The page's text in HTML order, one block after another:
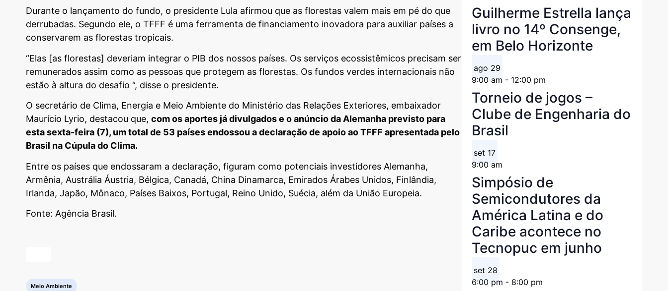
Durante o lançamento do fundo, o presidente Lula afirmou que as florestas valem mais em pé do que
derrubadas. Segundo ele, o TFFF é uma ferramenta de financiamento inovadora para auxiliar países a
conservarem as florestas tropicais.
“Elas [as florestas] deveriam integrar o PIB dos nossos países. Os serviços ecossistêmicos precisam ser
remunerados assim como as pessoas que protegem as florestas. Os fundos verdes internacionais não
estão à altura do desafio “, disse o presidente.
O secretário de Clima, Energia e Meio Ambiente do Ministério das Relações Exteriores, embaixador
Maurício Lyrio, destacou que, com os aportes já divulgados e o anúncio da Alemanha previsto para
esta sexta-feira (7), um total de 53 países endossou a declaração de apoio ao TFFF apresentada pelo
Brasil na Cúpula do Clima.
Entre os países que endossaram a declaração, figuram como potenciais investidores Alemanha,
Armênia, Austrália Áustria, Bélgica, Canadá, China Dinamarca, Emirados Árabes Unidos, Finlândia,
Irlanda, Japão, Mônaco, Países Baixos, Portugal, Reino Unido, Suécia, além da União Europeia.
Fonte: Agência Brasil.
Meio Ambiente
Guilherme Estrella lança
livro no 14º Consenge,
em Belo Horizonte
ago 29
9:00 am - 12:00 pm
Torneio de jogos –
Clube de Engenharia do
Brasil
set 17
9:00 am
Simpósio de
Semicondutores da
América Latina e do
Caribe acontece no
Tecnopuc em junho
set 28
6:00 pm - 8:00 pm